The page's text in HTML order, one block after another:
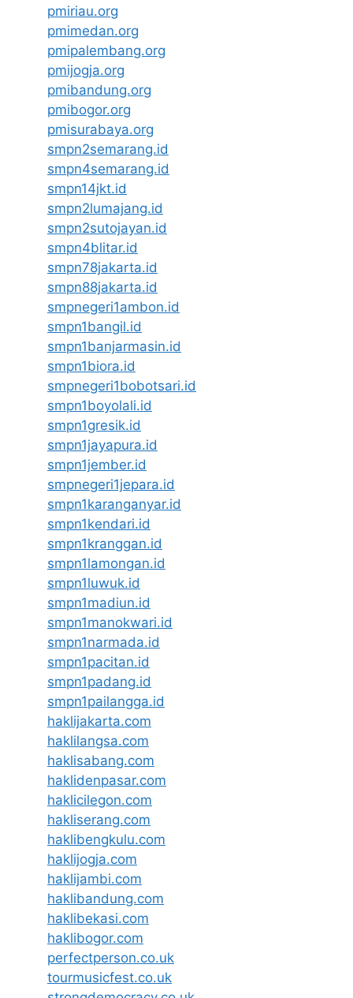
pmiriau.org
pmimedan.org
pmipalembang.org
pmijogja.org
pmibandung.org
pmibogor.org
pmisurabaya.org
smpn2semarang.id
smpn4semarang.id
smpn14jkt.id
smpn2lumajang.id
smpn2sutojayan.id
smpn4blitar.id
smpn78jakarta.id
smpn88jakarta.id
smpnegeri1ambon.id
smpn1bangil.id
smpn1banjarmasin.id
smpn1biora.id
smpnegeri1bobotsari.id
smpn1boyolali.id
smpn1gresik.id
smpn1jayapura.id
smpn1jember.id
smpnegeri1jepara.id
smpn1karanganyar.id
smpn1kendari.id
smpn1kranggan.id
smpn1lamongan.id
smpn1luwuk.id
smpn1madiun.id
smpn1manokwari.id
smpn1narmada.id
smpn1pacitan.id
smpn1padang.id
smpn1pailangga.id
haklijakarta.com
haklilangsa.com
haklisabang.com
haklidenpasar.com
haklicilegon.com
hakliserang.com
haklibengkulu.com
haklijogja.com
haklijambi.com
haklibandung.com
haklibekasi.com
haklibogor.com
perfectperson.co.uk
tourmusicfest.co.uk